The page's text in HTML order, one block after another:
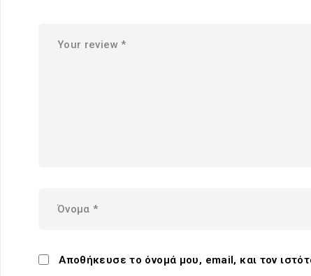
Αποθήκευσε το όνομά μου, email, και τον